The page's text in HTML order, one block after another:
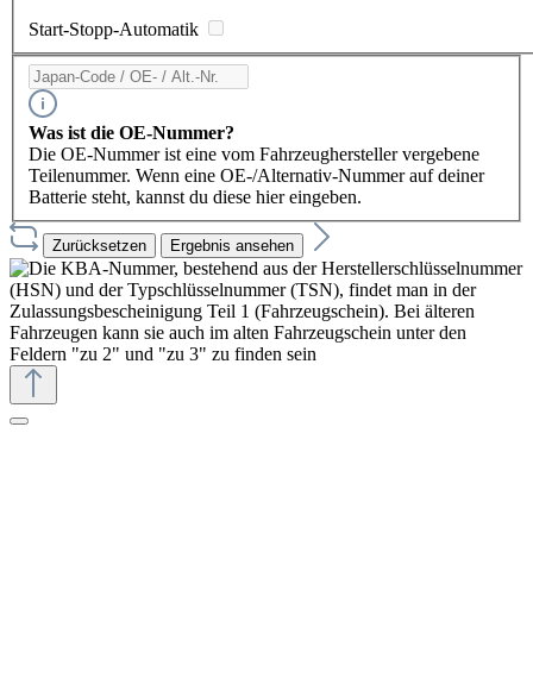
Start-Stopp-Automatik
Was ist die OE-Nummer?
Die OE-Nummer ist eine vom Fahrzeughersteller vergebene
Teilenummer. Wenn eine OE-/Alternativ-Nummer auf deiner
Batterie steht, kannst du diese hier eingeben.